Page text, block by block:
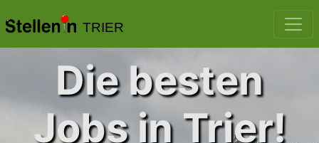
TRIER
Die besten
Jobs in Trier!